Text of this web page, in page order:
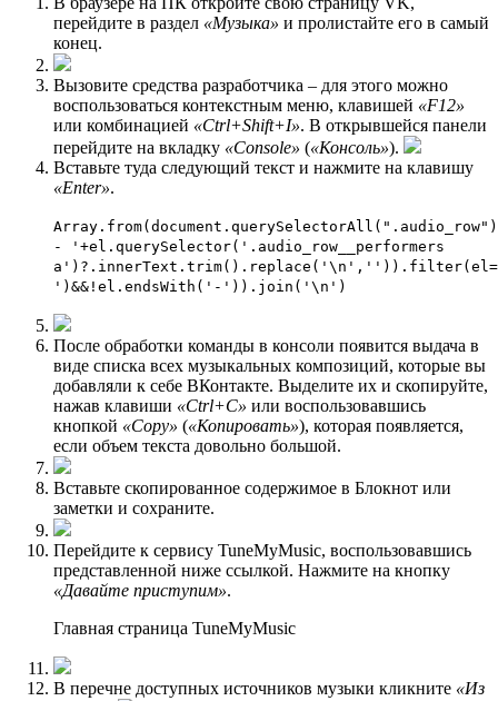
перейдите в раздел «Музыка» и пролистайте его в самый
конец.
Вызовите средства разработчика – для этого можно
воспользоваться контекстным меню, клавишей «F12»
или комбинацией «Ctrl+Shift+I». В открывшейся панели
перейдите на вкладку «Console» («Консоль»).
Вставьте туда следующий текст и нажмите на клавишу
«Enter».
- '+el.querySelector('.audio_row__performers
')&&!el.endsWith('-')).join('\n')
После обработки команды в консоли появится выдача в
виде списка всех музыкальных композиций, которые вы
добавляли к себе ВКонтакте. Выделите их и скопируйте,
нажав клавиши «Ctrl+C» или воспользовавшись
кнопкой «Copy» («Копировать»), которая появляется,
если объем текста довольно большой.
Вставьте скопированное содержимое в Блокнот или
заметки и сохраните.
Перейдите к сервису TuneMyMusic, воспользовавшись
представленной ниже ссылкой. Нажмите на кнопку
«Давайте приступим».
Главная страница TuneMyMusic
В перечне доступных источников музыки кликните «Из